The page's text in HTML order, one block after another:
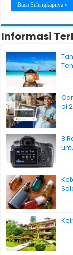
Baca Selengkapnya »
Informasi
di
8